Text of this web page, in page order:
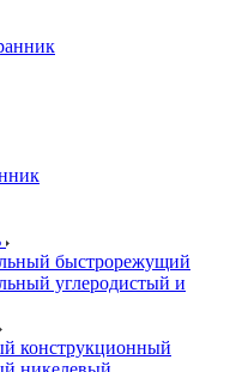
быстрорежущий
углеродистый и
конструкционный